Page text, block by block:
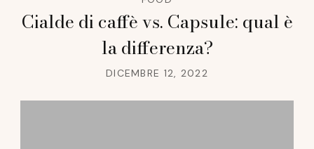
Cialde di caffè vs. Capsule: qual è
la differenza?
DICEMBRE 12, 2022